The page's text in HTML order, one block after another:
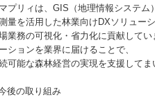
プリィは、GIS（地理情報システム
量を活用した林業向けDXソリュー
業務の可視化・省力化に貢献して
ションを業界に届けることで、
可能な森林経営の実現を支援してま
後の取り組み